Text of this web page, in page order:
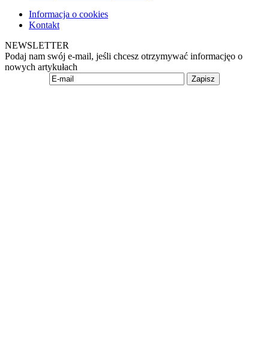
Informacja o cookies
Kontakt
NEWSLETTER
Podaj nam swój e-mail, jeśli chcesz otrzymywać informacjęo o
nowych artykułach
Zapisz